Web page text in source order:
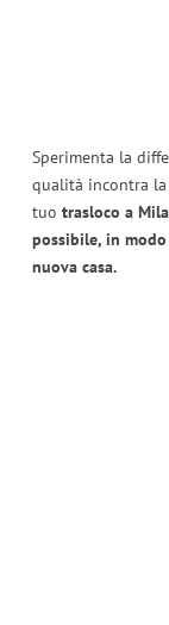
Sperimenta la
qualità incontra
tuo trasloco a
possibile, in
nuova casa.